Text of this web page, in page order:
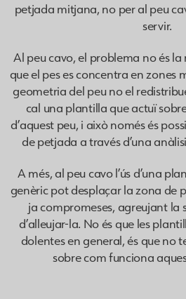
petjada mitjana, no per al peu
servir.
Al peu cavo, el problema no és la
que el pes es concentra en zones
geometria del peu no el
cal una plantilla que actuï
d’aquest peu, i això només és
de petjada a través d’una
A més, al peu cavo l’ús d’una
genèric pot desplaçar la zona de
ja compromeses, agreujant la
d’alleujar-la. No és que les
dolentes en general, és que no
sobre com funciona